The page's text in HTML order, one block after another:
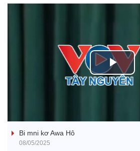
P
a
Bi mni kơ Awa Hô
08/05/2025